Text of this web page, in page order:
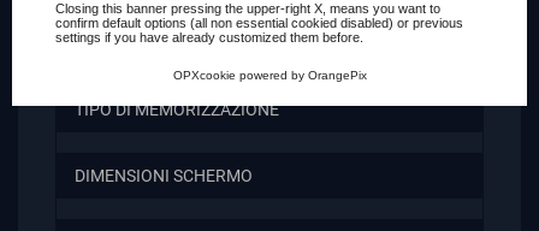
Closing this banner pressing the upper-right X, means you want to
confirm default options (all non essential cookied disabled) or previous
settings if you have already customized them before.
OPXcookie powered by OrangePix
CAPACITA SSD
TIPO DI MEMORIZZAZIONE
DIMENSIONI SCHERMO